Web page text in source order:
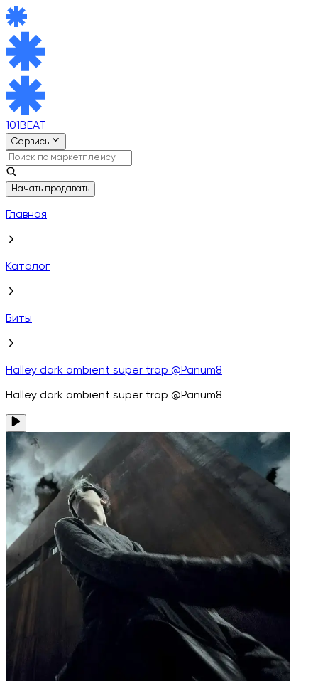
101BEAT
Сервисы
Начать продавать
Главная
Каталог
Биты
Halley dark ambient super trap @Panum8
Halley dark ambient super trap @Panum8